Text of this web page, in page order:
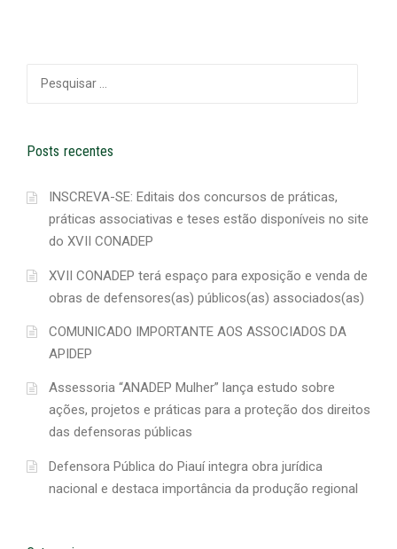
por:
Posts recentes
INSCREVA-SE: Editais dos concursos de práticas,
práticas associativas e teses estão disponíveis no site
do XVII CONADEP
XVII CONADEP terá espaço para exposição e venda de
obras de defensores(as) públicos(as) associados(as)
COMUNICADO IMPORTANTE AOS ASSOCIADOS DA
APIDEP
Assessoria “ANADEP Mulher” lança estudo sobre
ações, projetos e práticas para a proteção dos direitos
das defensoras públicas
Defensora Pública do Piauí integra obra jurídica
nacional e destaca importância da produção regional